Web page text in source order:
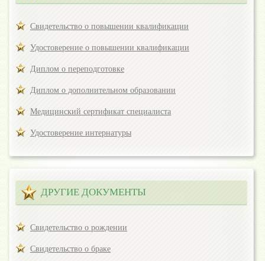
Свидетельство о повышении квалификации
Удостоверение о повышении квалификации
Диплом о переподготовке
Диплом о дополнительном образовании
Медицинский сертификат специалиста
Удостоверение интернатуры
ДРУГИЕ ДОКУМЕНТЫ
Свидетельство о рождении
Свидетельство о браке